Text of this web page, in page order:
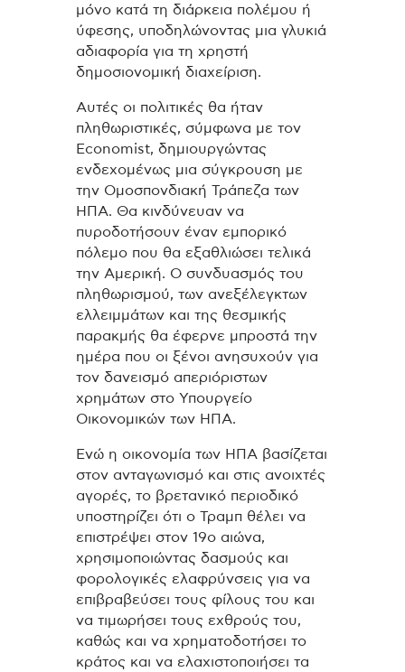
μόνο κατά τη διάρκεια πολέμου ή
ύφεσης, υποδηλώνοντας μια γλυκιά
αδιαφορία για τη χρηστή
δημοσιονομική διαχείριση.
Αυτές οι πολιτικές θα ήταν
πληθωριστικές, σύμφωνα με τον
Economist, δημιουργώντας
ενδεχομένως μια σύγκρουση με
την Ομοσπονδιακή Τράπεζα των
ΗΠΑ. Θα κινδύνευαν να
πυροδοτήσουν έναν εμπορικό
πόλεμο που θα εξαθλιώσει τελικά
την Αμερική. Ο συνδυασμός του
πληθωρισμού, των ανεξέλεγκτων
ελλειμμάτων και της θεσμικής
παρακμής θα έφερνε μπροστά την
ημέρα που οι ξένοι ανησυχούν για
τον δανεισμό απεριόριστων
χρημάτων στο Υπουργείο
Οικονομικών των ΗΠΑ.
Ενώ η οικονομία των ΗΠΑ βασίζεται
στον ανταγωνισμό και στις ανοιχτές
αγορές, το βρετανικό περιοδικό
υποστηρίζει ότι ο Τραμπ θέλει να
επιστρέψει στον 19ο αιώνα,
χρησιμοποιώντας δασμούς και
φορολογικές ελαφρύνσεις για να
επιβραβεύσει τους φίλους του και
να τιμωρήσει τους εχθρούς του,
καθώς και να χρηματοδοτήσει το
κράτος και να ελαχιστοποιήσει τα